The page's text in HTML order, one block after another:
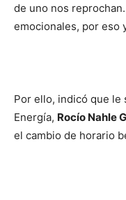
de uno nos
emocionales, por eso
Por ello, indicó que le
Energía, Rocío Nahle
el cambio de horario